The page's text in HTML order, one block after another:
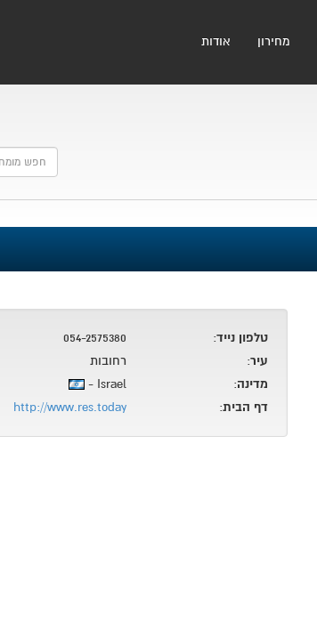
מחירון אודות
טלפון נייד:
054-2575380
עיר:
רחובות
מדינה:
Israel -
דף הבית:
http://www.res.today